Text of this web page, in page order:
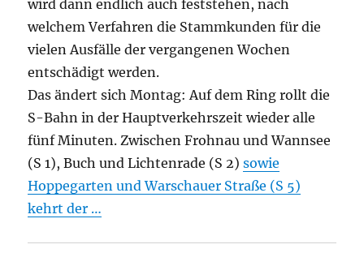
wird dann endlich auch feststehen, nach
welchem Verfahren die Stammkunden für die
vielen Ausfälle der vergangenen Wochen
entschädigt werden.
Das ändert sich Montag: Auf dem Ring rollt die
S-Bahn in der Hauptverkehrszeit wieder alle
fünf Minuten. Zwischen Frohnau und Wannsee
(S 1), Buch und Lichtenrade (S 2)sowie
Hoppegarten und Warschauer Straße (S 5)
kehrt der …